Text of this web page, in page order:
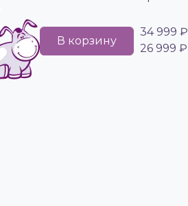
В корзину
34 999 ₽
26 999 ₽